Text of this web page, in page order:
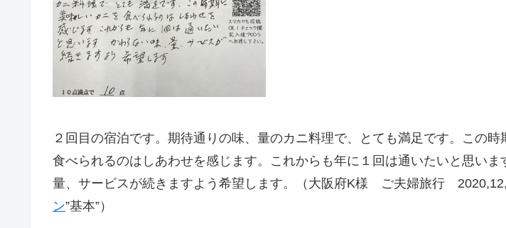
２回目の宿泊です。期待通りの味、量のカニ料理で、とても満足です。この時
食べられるのはしあわせを感じます。これからも年に１回は通いたいと思いま
量、サービスが続きますよう希望します。（大阪府K様 ご夫婦旅行
ン”基本”）